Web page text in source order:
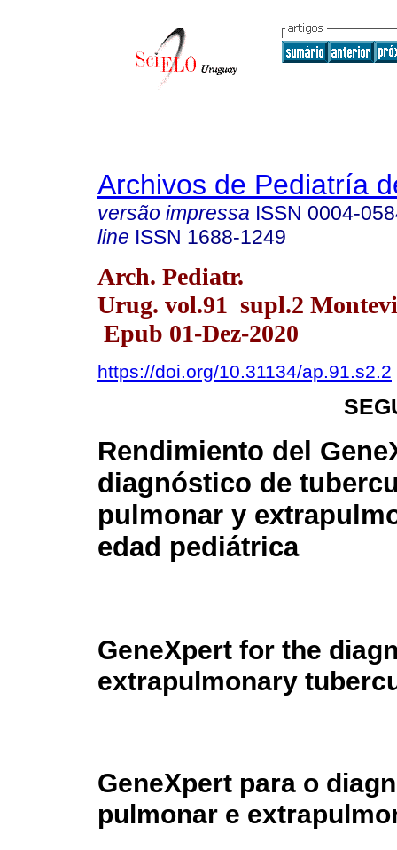
Archivos de Pediatría
versão impressa ISSN 0004-
line ISSN 1688-1249
Arch. Pediatr.
Urug. vol.91 supl.2
Epub 01-Dez-2020
https://doi.org/10.31134/ap.91.s2.2
Rendimiento del
diagnóstico de
pulmonar y
edad pediátrica
GeneXpert for the
extrapulmonary
GeneXpert para o
pulmonar e